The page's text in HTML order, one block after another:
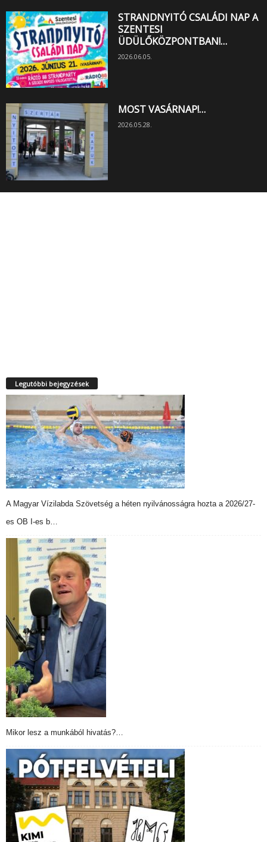
STRANDNYITÓ CSALÁDI NAP A
SZENTESI
ÜDÜLŐKÖZPONTBAN!…
2026.06.05.
MOST VASÁRNAP!…
2026.05.28.
Legutóbbi bejegyzések
A Magyar Vízilabda Szövetség a héten nyilvánosságra hozta a 2026/27-
es OB I-es b…
Mikor lesz a munkából hivatás?…